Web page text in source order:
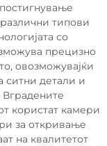
типови
со
прецизно
овозможувајќи
ситни детали и
користат камери
за откривање
на квалитетот